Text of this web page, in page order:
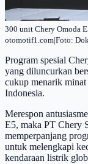
300 unit Chery Omoda
otomotif1.com|Foto:
Program spesial
yang diluncurkan
cukup menarik
Indonesia.
Merespon
E5, maka PT Chery
memperpanjang
untuk melengkapi
kendaraan listrik